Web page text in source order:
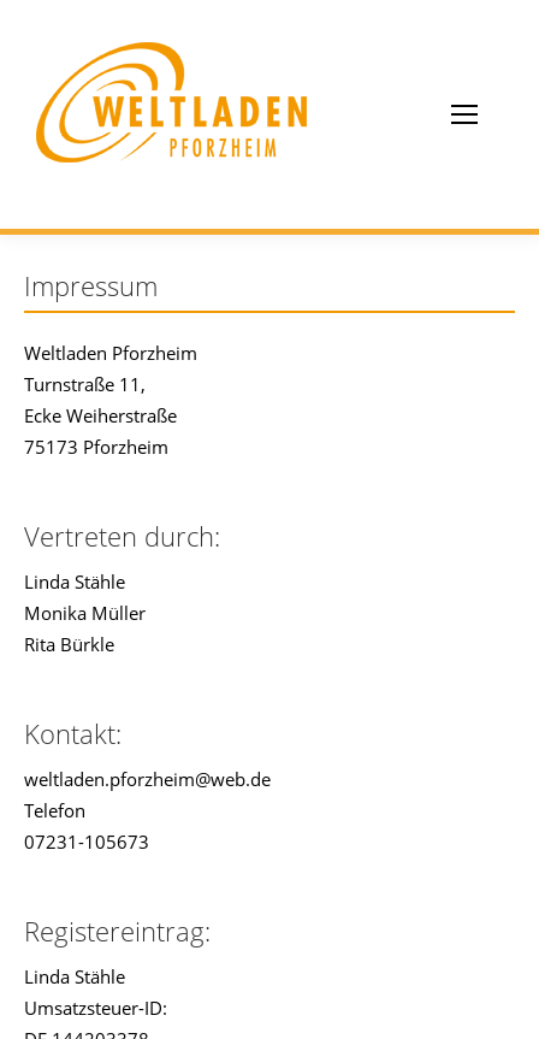
Impressum
Weltladen Pforzheim
Turnstraße 11,
Ecke Weiherstraße
75173 Pforzheim
Vertreten durch:
Linda Stähle
Monika Müller
Rita Bürkle
Kontakt:
weltladen.pforzheim@web.de
Telefon
07231-105673
Registereintrag:
Linda Stähle
Umsatzsteuer-ID: